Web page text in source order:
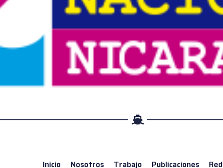
Inicio Nosotros Trabajo Publicaciones